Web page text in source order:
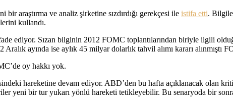
araştırma ve analiz şirketine sızdırdığı gerekçesi ile istifa etti.
kullandı.
ediyor. Sızan bilginin 2012 FOMC toplantılarından biriyle ilgili
ayında ise aylık 45 milyar dolarlık tahvil alımı kararı alınmıştı
oy hakkı yok.
hareketine devam ediyor. ABD’den bu hafta açıklanacak olan
yeni bir tur yukarı yönlü hareketi tetikleyebilir. Bu senaryoda bir